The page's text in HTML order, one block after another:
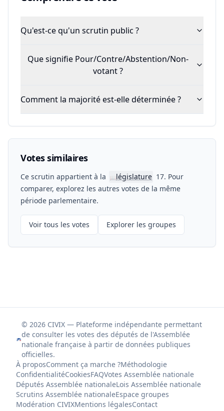
Qu'est-ce qu'un scrutin public ?
Que signifie Pour/Contre/Abstention/Non-
votant ?
Comment la majorité est-elle déterminée ?
Votes similaires
Ce scrutin appartient à la 📖législature 17. Pour
comparer, explorez les autres votes de la même
période parlementaire.
Voir tous les votes Explorer les groupes
© 2026 CIVIX — Plateforme indépendante permettant
de consulter les votes des députés de l'Assemblée
nationale française à partir de données publiques
officielles.
À proposComment ça marche ?Méthodologie
ConfidentialitéCookiesFAQVotes Assemblée nationale
Députés Assemblée nationaleLois Assemblée nationale
Scrutins Assemblée nationaleEspace groupes
Modération CIVIXMentions légalesContact